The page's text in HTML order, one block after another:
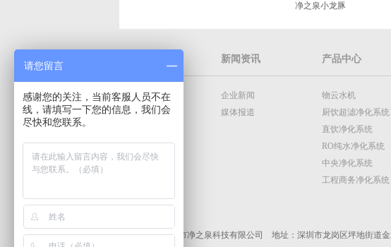
净之泉小龙豚
净之泉品牌
企业介绍
新闻资讯
企业新闻
媒体报道
产品中心
物云水机
厨饮超滤净化系统
直饮净化系统
RO纯水净化系统
中央净化系统
工程商务净化系统
版权所有：深圳市净之泉科技有限公司 地址：深圳市龙岗区坪地街道
请您留言
感谢您的关注，当前客服人员不在
线，请填写一下您的信息，我们会
尽快和您联系。